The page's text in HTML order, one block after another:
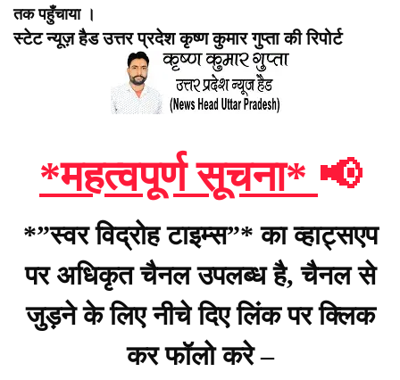
तक पहुँचाया ।
स्टेट न्यूज़ हैड उत्तर प्रदेश कृष्ण कुमार गुप्ता की रिपोर्ट
*महत्वपूर्ण सूचना* 📢
*”स्वर विद्रोह टाइम्स”* का व्हाट्सएप
पर अधिकृत चैनल उपलब्ध है, चैनल से
जुड़ने के लिए नीचे दिए लिंक पर क्लिक
कर फॉलो करे –